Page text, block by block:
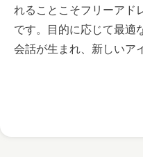
れることこそフリーアド
です。目的に応じて最適
会話が生まれ、新しいア